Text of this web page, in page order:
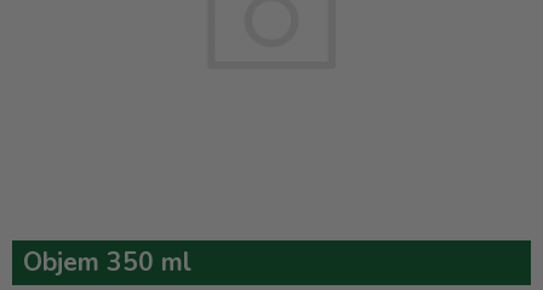
Objem 350 ml